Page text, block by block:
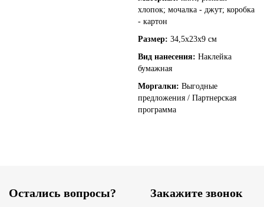
хлопок; мочалка - джут; коробка
- картон
Размер: 34,5х23х9 см
Вид нанесения: Наклейка
бумажная
Моргалки: Выгодные
предложения / Партнерская
программа
Остались вопросы? Закажите звонок